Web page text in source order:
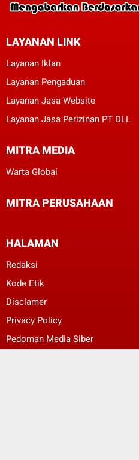
LAYANAN LINK
Layanan Iklan
Layanan Pengaduan
Layanan Jasa Website
Layanan Jasa Perizinan PT DLL
MITRA MEDIA
Warta Global
MITRA PERUSAHAAN
HALAMAN
Redaksi
Kode Etik
Disclamer
Privacy Policy
Pedoman Media Siber